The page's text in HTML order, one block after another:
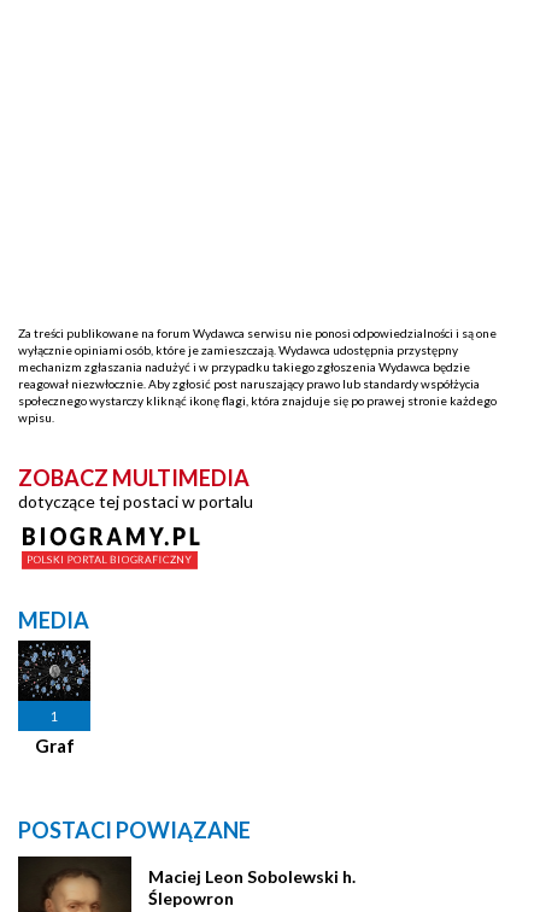
Za treści publikowane na forum Wydawca serwisu nie ponosi odpowiedzialności i są one
wyłącznie opiniami osób, które je zamieszczają. Wydawca udostępnia przystępny
mechanizm zgłaszania nadużyć i w przypadku takiego zgłoszenia Wydawca będzie
reagował niezwłocznie. Aby zgłosić post naruszający prawo lub standardy współżycia
społecznego wystarczy kliknąć ikonę flagi, która znajduje się po prawej stronie każdego
wpisu.
ZOBACZ MULTIMEDIA
dotyczące tej postaci w portalu
MEDIA
1
Graf
POSTACI POWIĄZANE
Maciej Leon Sobolewski h.
Ślepowron